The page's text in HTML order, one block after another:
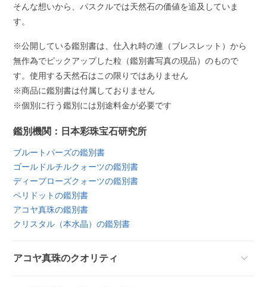
そんな想いから、パスクルでは天然石の価値を追及していま
す。
※公開している鑑別書は、仕入れ時の連（ブレスレット）から
無作為でピックアップした粒（鑑別書写真の現品）のもので
す。使用する天然石はこの限りではありません
※商品に鑑別書は付属しておりません
※個別に行う鑑別には別途料金が必要です
鑑別機関：日本彩珠宝石研究所
ブルートパーズの鑑別書
ゴールドルチルクォーツの鑑別書
ディープローズクォーツの鑑別書
ペリドットの鑑別書
アコヤ真珠の鑑別書
クリスタル（本水晶）の鑑別書
アコヤ真珠のクオリティ